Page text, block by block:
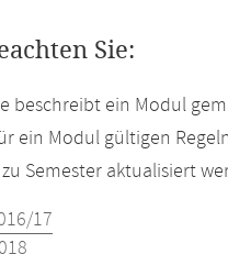
Sie:
beschreibt ein Modul
ein Modul gültigen
Semester aktualisiert
17